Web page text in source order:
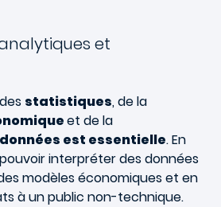
et
statistiques, de la
et de la
est essentielle. En
interpréter des données
modèles économiques et en
à un public non-technique.